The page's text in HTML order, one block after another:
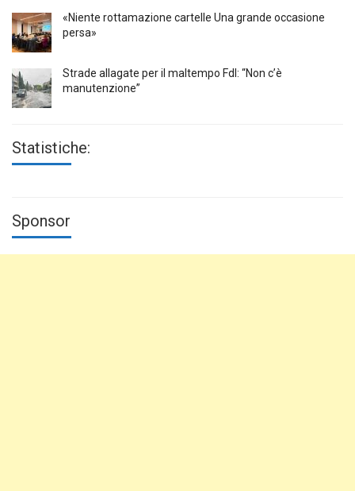
«Niente rottamazione cartelle Una grande occasione
persa»
Strade allagate per il maltempo FdI: “Non c’è
manutenzione”
Statistiche:
Sponsor